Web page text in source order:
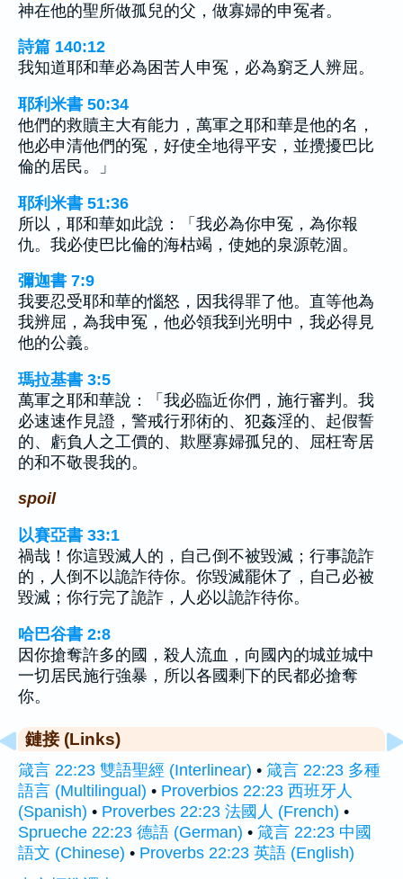
神在他的聖所做孤兒的父，做寡婦的申冤者。
詩篇 140:12
我知道耶和華必為困苦人申冤，必為窮乏人辨屈。
耶利米書 50:34
他們的救贖主大有能力，萬軍之耶和華是他的名，
他必申清他們的冤，好使全地得平安，並攪擾巴比
倫的居民。」
耶利米書 51:36
所以，耶和華如此說：「我必為你申冤，為你報
仇。我必使巴比倫的海枯竭，使她的泉源乾涸。
彌迦書 7:9
我要忍受耶和華的惱怒，因我得罪了他。直等他為
我辨屈，為我申冤，他必領我到光明中，我必得見
他的公義。
瑪拉基書 3:5
萬軍之耶和華說：「我必臨近你們，施行審判。我
必速速作見證，警戒行邪術的、犯姦淫的、起假誓
的、虧負人之工價的、欺壓寡婦孤兒的、屈枉寄居
的和不敬畏我的。
spoil
以賽亞書 33:1
禍哉！你這毀滅人的，自己倒不被毀滅；行事詭詐
的，人倒不以詭詐待你。你毀滅罷休了，自己必被
毀滅；你行完了詭詐，人必以詭詐待你。
哈巴谷書 2:8
因你搶奪許多的國，殺人流血，向國內的城並城中
一切居民施行強暴，所以各國剩下的民都必搶奪
你。
鏈接 (Links)
箴言 22:23 雙語聖經 (Interlinear) • 箴言 22:23 多種
語言 (Multilingual) • Proverbios 22:23 西班牙人
(Spanish) • Proverbes 22:23 法國人 (French) •
Sprueche 22:23 德語 (German) • 箴言 22:23 中國
語文 (Chinese) • Proverbs 22:23 英語 (English)